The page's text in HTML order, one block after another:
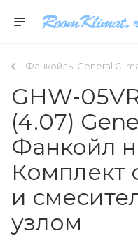
Фанкойлы General
GHW-
(4.07)
Фанкойл
Комплект
и
узлом